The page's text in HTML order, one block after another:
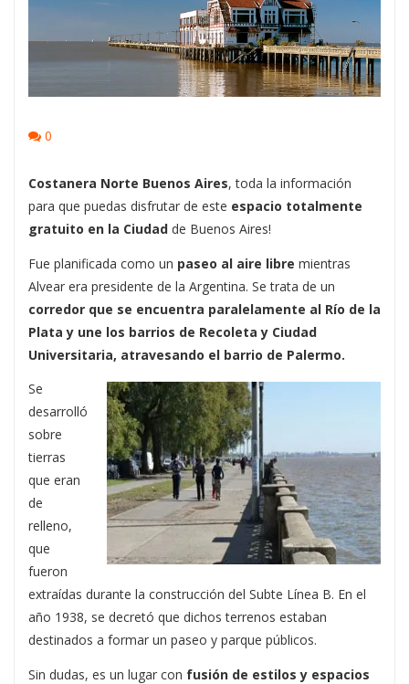
0
Costanera Norte Buenos Aires, toda la información
para que puedas disfrutar de este espacio totalmente
gratuito en la Ciudad de Buenos Aires!
Fue planificada como un paseo al aire libre mientras
Alvear era presidente de la Argentina. Se trata de un
corredor que se encuentra paralelamente al Río de la
Plata y une los barrios de Recoleta y Ciudad
Universitaria, atravesando el barrio de Palermo.
Se
desarrolló
sobre
tierras
que eran
de
relleno,
que
fueron
extraídas durante la construcción del Subte Línea B. En el
año 1938, se decretó que dichos terrenos estaban
destinados a formar un paseo y parque públicos.
Sin dudas, es un lugar con fusión de estilos y espacios